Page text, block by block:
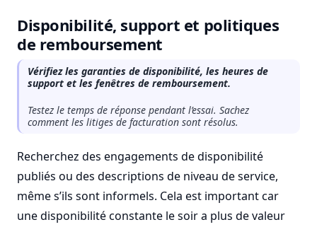
Disponibilité, support et politiques
de remboursement
Vérifiez les garanties de disponibilité, les heures de
support et les fenêtres de remboursement.
Testez le temps de réponse pendant l’essai. Sachez
comment les litiges de facturation sont résolus.
Recherchez des engagements de disponibilité
publiés ou des descriptions de niveau de service,
même s’ils sont informels. Cela est important car
une disponibilité constante le soir a plus de valeur